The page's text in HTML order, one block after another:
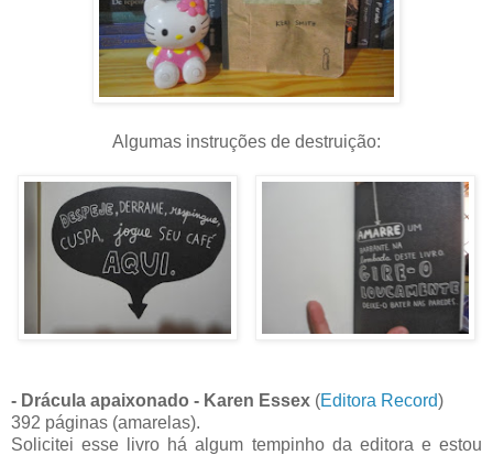
Algumas instruções de destruição:
- Drácula apaixonado - Karen Essex (Editora Record)
392 páginas (amarelas).
Solicitei esse livro há algum tempinho da editora e estou